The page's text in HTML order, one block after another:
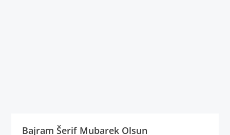
Bajram Šerif Mubarek Olsun